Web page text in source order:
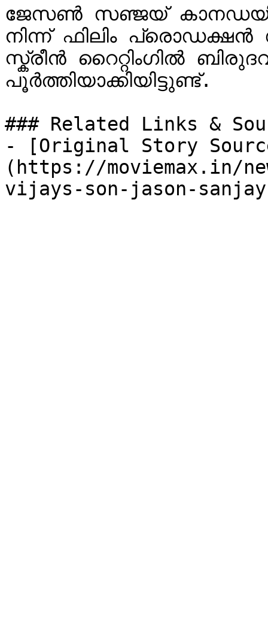
ജേസൺ സഞ്ജയ്
നിന്ന് ഫിലിം
സ്ക്രീൻ റൈറ്റിംഗിൽ
പൂർത്തിയാക്കിയിട്ടുണ്ട്.
### Related Links &
- [Original Story
(https://moviemax.in/
vijays-son-jason-